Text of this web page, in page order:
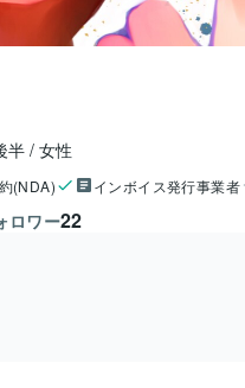
半 女性
(NDA) インボイス発行事業者
ロワー22